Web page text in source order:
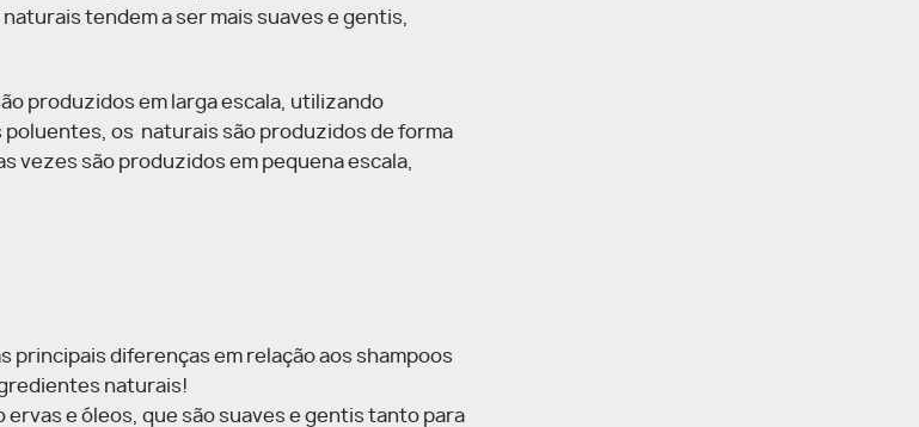
tendem a ser mais suaves e gentis,
produzidos em larga escala, utilizando
os naturais são produzidos de forma
vezes são produzidos em pequena escala,
principais diferenças em relação aos shampoos
naturais!
e óleos, que são suaves e gentis tanto para